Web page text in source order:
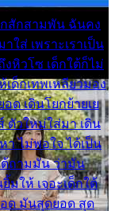
กสักสามพัน ฉันคง
ใส่ เพราะเราเป็น
งหิวโซ เด็กใต้ก็ไม่
ด็กเทพเหลียวมอง
ด เดินโยกย้ายเย
ตัวใหม่ใส่มา เดิน
ไม่พอใจ ได้เป็น
ต้ถามมัน ว่ามัน
มให้ เจอะเด็กใต้
ด มันสุดยอด สุด